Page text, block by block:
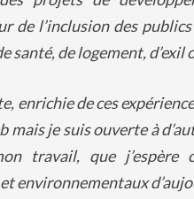
de l’inclusion des
de logement, d’exil
enrichie de ces
mais je suis ouverte à
travail, que j’espère
environnementaux